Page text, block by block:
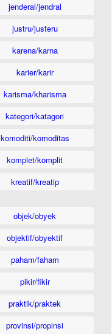
jenderal/jendral
justru/justeru
karena/karna
karier/karir
karisma/kharisma
kategori/katagori
komoditi/komoditas
komplet/komplit
kreatif/kreatip
objek/obyek
objektif/obyektif
paham/faham
pikir/fikir
praktik/praktek
provinsi/propinsi